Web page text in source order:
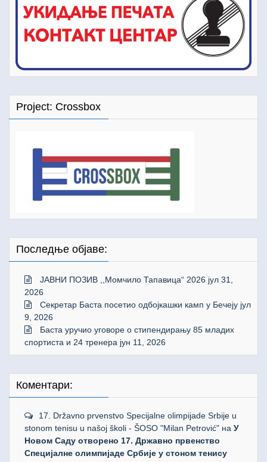
Project: Crossbox
Последње објаве:
ЈАВНИ ПОЗИВ ,,Момчило Тапавица“ 2026 јул 31,
2026
Секретар Баста посетио одбојкашки камп у Бечеју јул
9, 2026
Баста уручио уговоре о стипендирању 85 младих
спортиста и 24 тренера јун 11, 2026
Коментари:
17. Državno prvenstvo Specijalne olimpijade Srbije u
stonom tenisu u našoj školi - ŠOSO "Milan Petrović" на У
Новом Саду отворено 17. Државно првенство
Специјалне олимпијаде Србије у стоном тенису